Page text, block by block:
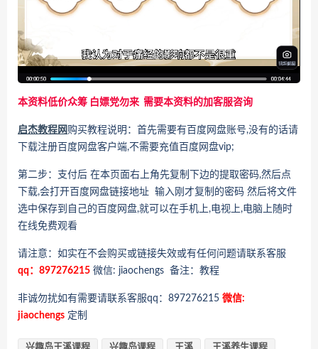
本资料低价众筹 白嫖党勿来 需要本资料的加客服咨询
启杰教程网 购买教程说明：首先需要有百度网盘账号,没有的话请
下载注册百度网盘客户端,不需要充值百度网盘vip;
第二步：支付后 在本页面右上角先复制下边的提取密码,然后点
下载,会打开百度网盘链接地址 输入刚才复制的密码 然后将文件
选中保存到自己的百度网盘,就可以在手机上,电视上,电脑上随时
在线免费观看
请注意：如实在不会购买或链接失效或有任何问题请联系客服
qq：897276215 微信: jiaochengs 备注：教程
非诚勿扰如有需要请联系客服qq：897276215 微信:
jiaochengs 定制